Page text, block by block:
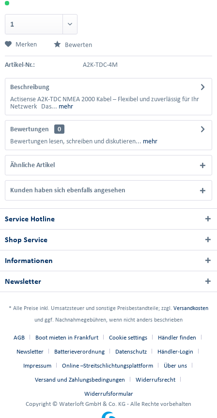
Merken Bewerten
Artikel-Nr.: A2K-TDC-4M
Beschreibung
Actisense A2K-TDC NMEA 2000 Kabel – Flexibel und zuverlässig für Ihr
Netzwerk Das... mehr
Bewertungen
0
Bewertungen lesen, schreiben und diskutieren... mehr
Ähnliche Artikel
Kunden haben sich ebenfalls angesehen
Service Hotline
Shop Service
Informationen
Newsletter
* Alle Preise inkl. Umsatzsteuer und sonstige Preisbestandteile; zzgl. Versandkosten
und ggf. Nachnahmegebühren, wenn nicht anders beschrieben
AGB Boot mieten in Frankfurt Cookie settings Händler finden
Newsletter Batterieverordnung Datenschutz Händler-Login
Impressum Online –Streitschlichtungsplattform Über uns
Versand und Zahlungsbedingungen Widerrufsrecht
Widerrufsformular
Copyright © Waterloft GmbH & Co. KG - Alle Rechte vorbehalten